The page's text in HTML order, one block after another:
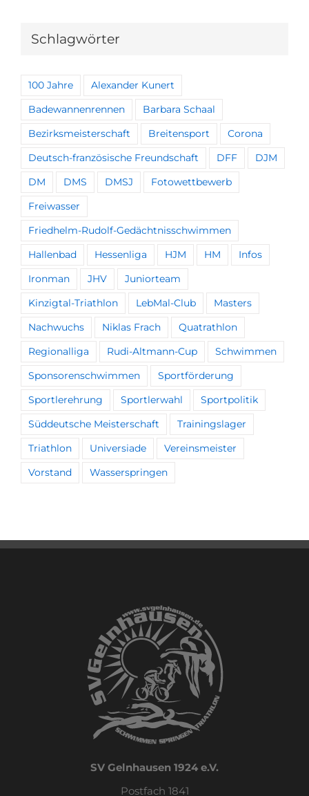
Schlagwörter
100 Jahre Alexander Kunert
Badewannenrennen Barbara Schaal
Bezirksmeisterschaft Breitensport Corona
Deutsch-französische Freundschaft DFF DJM
DM DMS DMSJ Fotowettbewerb
Freiwasser
Friedhelm-Rudolf-Gedächtnisschwimmen
Hallenbad Hessenliga HJM HM Infos
Ironman JHV Juniorteam
Kinzigtal-Triathlon LebMal-Club Masters
Nachwuchs Niklas Frach Quatrathlon
Regionalliga Rudi-Altmann-Cup Schwimmen
Sponsorenschwimmen Sportförderung
Sportlerehrung Sportlerwahl Sportpolitik
Süddeutsche Meisterschaft Trainingslager
Triathlon Universiade Vereinsmeister
Vorstand Wasserspringen
SV Gelnhausen 1924 e.V.
Postfach 1841